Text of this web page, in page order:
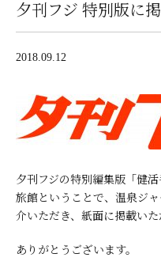
夕刊フジ 特別版に
2018.09.12
夕刊フジの特別編集版「健
旅館ということで、温泉ジ
介いただき、紙面に掲載いた
ありがとうございます。